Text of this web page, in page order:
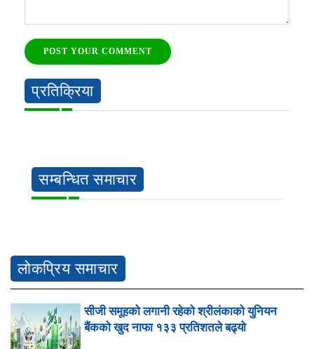
POST YOUR COMMENT
प्रतिक्रिया
सम्बन्धित समाचार
लोकप्रिय समाचार
सीजी समूहको लगानी रहेको श्रीलंकाको युनियन
बैंकको खुद नाफा १३३ प्रतिशतले बढ्यो